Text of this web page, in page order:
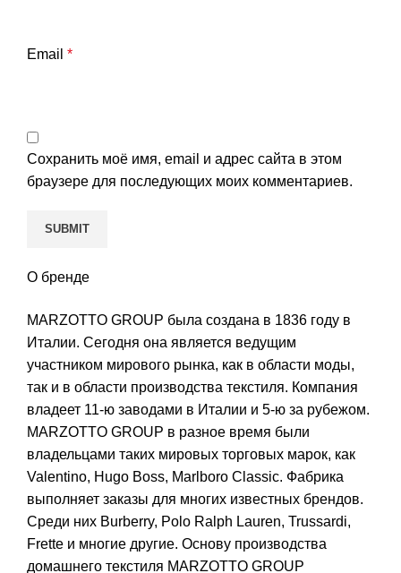
Email *
Сохранить моё имя, email и адрес сайта в этом
браузере для последующих моих комментариев.
О бренде
MARZOTTO GROUP была создана в 1836 году в
Италии. Сегодня она является ведущим
участником мирового рынка, как в области моды,
так и в области производства текстиля. Компания
владеет 11-ю заводами в Италии и 5-ю за рубежом.
MARZOTTO GROUP в разное время были
владельцами таких мировых торговых марок, как
Valentino, Hugo Boss, Marlboro Classic. Фабрика
выполняет заказы для многих известных брендов.
Среди них Burberry, Polo Ralph Lauren, Trussardi,
Frette и многие другие. Основу производства
домашнего текстиля MARZOTTO GROUP